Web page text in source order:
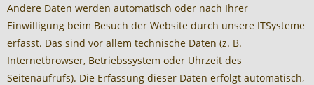
Andere Daten werden automatisch oder nach Ihrer
Einwilligung beim Besuch der Website durch unsere ITSysteme
erfasst. Das sind vor allem technische Daten (z. B.
Internetbrowser, Betriebssystem oder Uhrzeit des
Seitenaufrufs). Die Erfassung dieser Daten erfolgt automatisch,